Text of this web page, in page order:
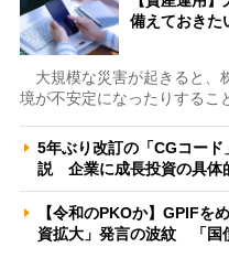
備えておきた
大規模な災害が起きると、
境が不安定になったりするこ
5年ぶり改訂の「CGコー
説 企業に成長投資の具体
【令和のPKOか】GPIFを
資拡大」発言の波紋 「国